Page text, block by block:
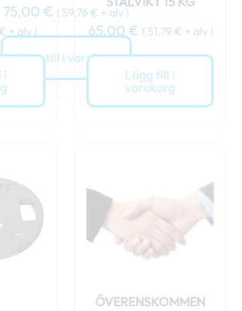
75,00 € ( 59,76 € + alv )
Lägg till i varukorg
+ alv )
i
65,00 € ( 51,79 € + alv )
Lägg till i
varukorg
€.
är:
64,00 €.
ÖVERENSKOMMEN